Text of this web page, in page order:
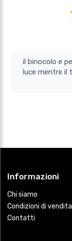
il binocolo e perfetto si vede
luce mentre il
Informazioni
Chi siamo
Condizioni di vendita
Contatti